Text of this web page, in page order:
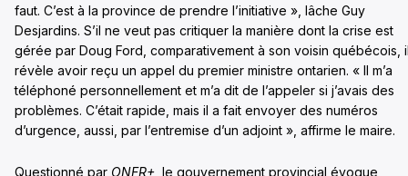
faut. C’est à la province de prendre l’initiative », lâche Guy
Desjardins. S’il ne veut pas critiquer la manière dont la crise est
gérée par Doug Ford, comparativement à son voisin québécois,
révèle avoir reçu un appel du premier ministre ontarien. « Il m’a
téléphoné personnellement et m’a dit de l’appeler si j’avais des
problèmes. C’était rapide, mais il a fait envoyer des numéros
d’urgence, aussi, par l’entremise d’un adjoint », affirme le maire.
Questionné par ONFR+ , le gouvernement provincial évoque